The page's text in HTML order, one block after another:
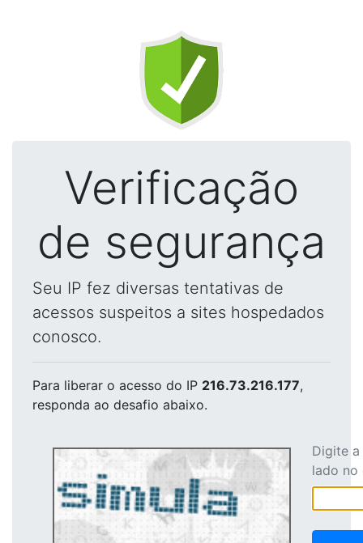
Verificação
de segurança
Seu IP fez diversas tentativas de
acessos suspeitos a sites hospedados
conosco.
Para liberar o acesso do IP 216.73.216.177,
responda ao desafio abaixo.
Digite
lado no